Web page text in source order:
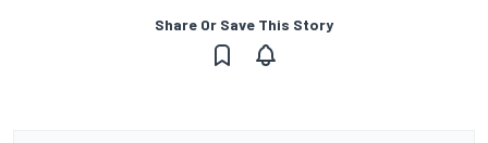
Share Or Save This Story